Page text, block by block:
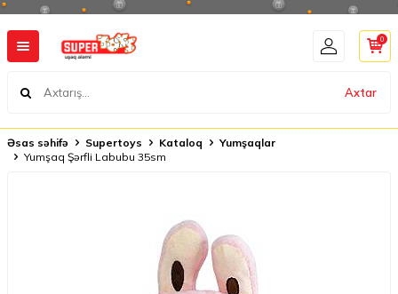
Axtar
0
Əsas səhifə Supertoys Kataloq
Yumşaqlar
Yumşaq Şərfli Labubu 35sm